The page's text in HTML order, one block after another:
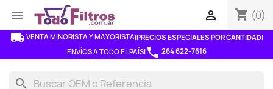
 shopping_cart (0)

local_shipping VENTA MINORISTA Y MAYORISTA|PRECIOS ESPECIALES POR CANTIDAD|
ENVÍOS A TODO EL PAÍS|phone 264 622-7616
search